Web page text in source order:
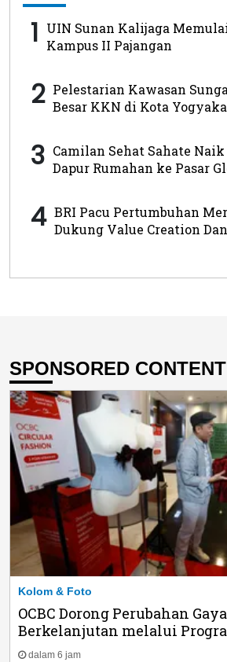
1 UIN Sunan Kalijaga
Kampus II Pajangan
2 Pelestarian Kawasan
Besar KKN di Kota
3 Camilan Sehat Sahate Naik
Dapur Rumahan ke Pasar
4 BRI Pacu Pertumbuhan
Dukung Value Creation
SPONSORED CONTENT
Kolom & Foto
OCBC Dorong Perubahan
Berkelanjutan melalui
dalam 6 jam